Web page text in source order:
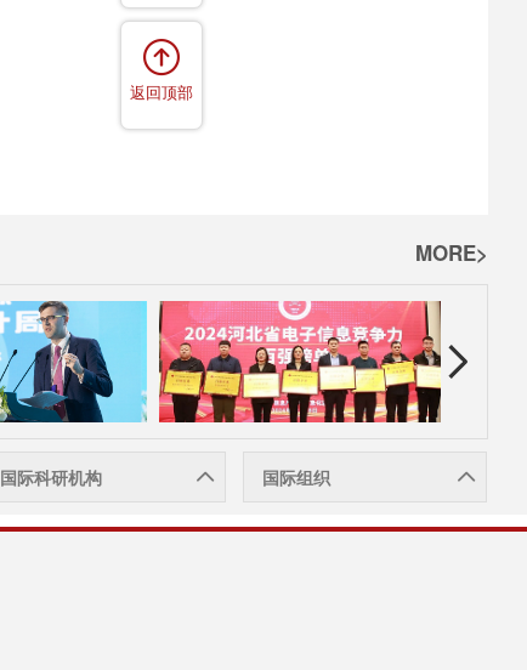
MORE>
国际科研机构 国际组织
返回顶部